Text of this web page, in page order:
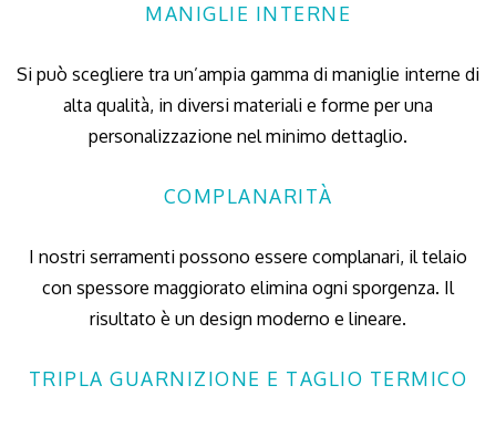
MANIGLIE INTERNE
Si può scegliere tra un’ampia gamma di maniglie interne di
alta qualità, in diversi materiali e forme per una
personalizzazione nel minimo dettaglio.
COMPLANARITÀ
I nostri serramenti possono essere complanari, il telaio
con spessore maggiorato elimina ogni sporgenza. Il
risultato è un design moderno e lineare.
TRIPLA GUARNIZIONE E TAGLIO TERMICO